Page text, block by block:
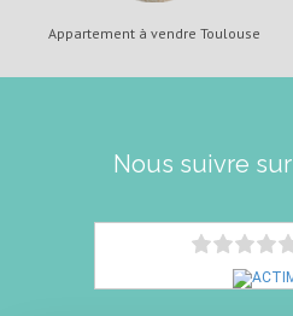
Appartement à vendre Toulouse
Nous suivre sur